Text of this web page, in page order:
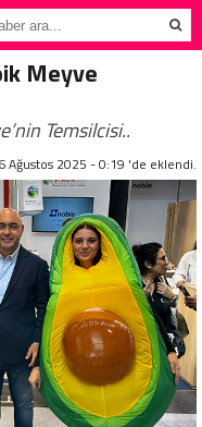
Meyve
Temsilcisi..
Ağustos 2025 - 0:19 'de eklendi.